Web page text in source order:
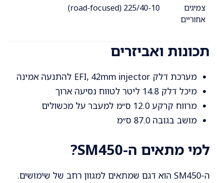
צמיגים
אחוריים
225/40-10 (road-focused)
תכונות ואביזרים
מערכת דלק EFI, 42mm injector להתנעה אמינה
מיכל דלק 14.8 ליטר לטווח נסיעה ארוך
מרווח קרקע 12.0 ס״מ למעבר על מכשולים
מושב בגובה 87.0 ס״מ
למי מתאים ה-SM450?
ה-SM450 הוא דגם שמתאים למגוון רחב של שימושים.